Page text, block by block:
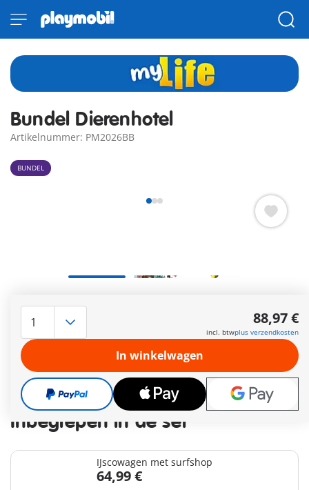
Bundel Dierenhotel
Artikelnummer: PM2026BB
BUNDEL
Leveringstermijn op dit moment 2 tot 4 werkdagen
Gratis verzending vanaf €40
88,97 €
incl. btwplus verzendkosten
88,97 €
incl. btwplus verzendkosten
In winkelwagen
Inbegrepen in de set
IJscowagen met surfshop
64,99 €